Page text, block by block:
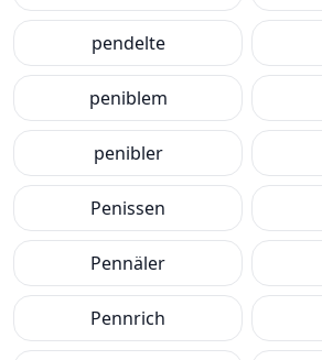
pendelte
peniblem
penibler
Penissen
Pennäler
Pennrich